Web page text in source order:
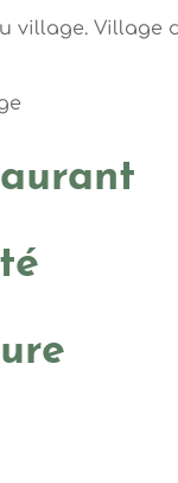
village. Village